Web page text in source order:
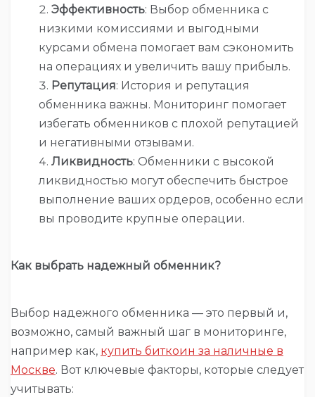
Эффективность: Выбор обменника с
низкими комиссиями и выгодными
курсами обмена помогает вам сэкономить
на операциях и увеличить вашу прибыль.
Репутация: История и репутация
обменника важны. Мониторинг помогает
избегать обменников с плохой репутацией
и негативными отзывами.
Ликвидность: Обменники с высокой
ликвидностью могут обеспечить быстрое
выполнение ваших ордеров, особенно если
вы проводите крупные операции.
Как выбрать надежный обменник?
Выбор надежного обменника — это первый и,
возможно, самый важный шаг в мониторинге,
например как, купить биткоин за наличные в
Москве. Вот ключевые факторы, которые следует
учитывать: